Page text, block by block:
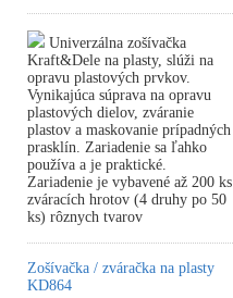
Univerzálna zošívačka
Kraft&Dele na plasty, slúži na
opravu plastových prvkov.
Vynikajúca súprava na opravu
plastových dielov, zváranie
plastov a maskovanie prípadných
prasklín. Zariadenie sa ľahko
používa a je praktické.
Zariadenie je vybavené až 200 ks
zváracích hrotov (4 druhy po 50
ks) rôznych tvarov
Zošívačka / zváračka na plasty
KD864